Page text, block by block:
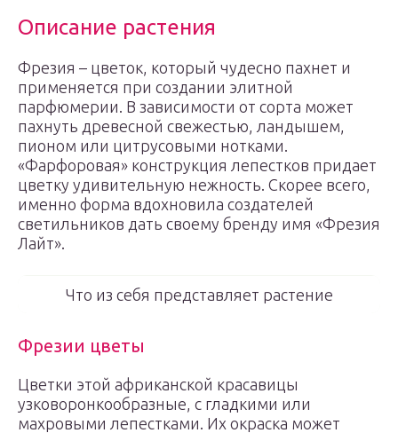
Описание растения
Фрезия – цветок, который чудесно пахнет и
применяется при создании элитной
парфюмерии. В зависимости от сорта может
пахнуть древесной свежестью, ландышем,
пионом или цитрусовыми нотками.
«Фарфоровая» конструкция лепестков придает
цветку удивительную нежность. Скорее всего,
именно форма вдохновила создателей
светильников дать своему бренду имя «Фрезия
Лайт».
Что из себя представляет растение
Фрезии цветы
Цветки этой африканской красавицы
узковоронкообразные, с гладкими или
махровыми лепестками. Их окраска может